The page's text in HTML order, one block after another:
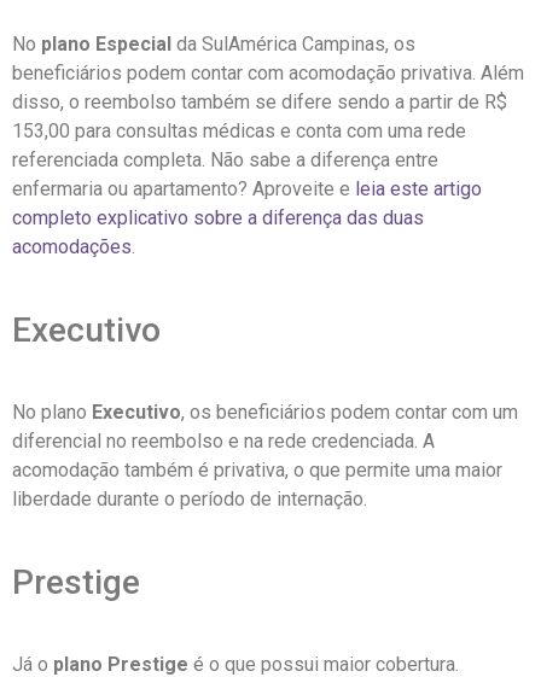
No plano Especial da SulAmérica Campinas, os
beneficiários podem contar com acomodação privativa. Além
disso, o reembolso também se difere sendo a partir de R$
153,00 para consultas médicas e conta com uma rede
referenciada completa. Não sabe a diferença entre
enfermaria ou apartamento? Aproveite e leia este artigo
completo explicativo sobre a diferença das duas
acomodações
Executivo
No plano Executivo, os beneficiários podem contar com um
diferencial no reembolso e na rede credenciada. A
acomodação também é privativa, o que permite uma maior
liberdade durante o período de internação.
Prestige
Já o plano Prestige é o que possui maior cobertura.